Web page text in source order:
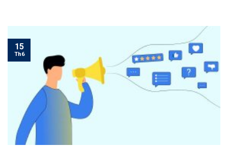
15
Th6